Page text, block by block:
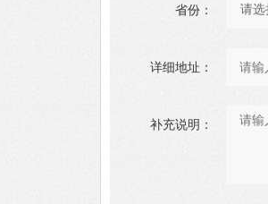
省份：
详细地址：
补充说明：